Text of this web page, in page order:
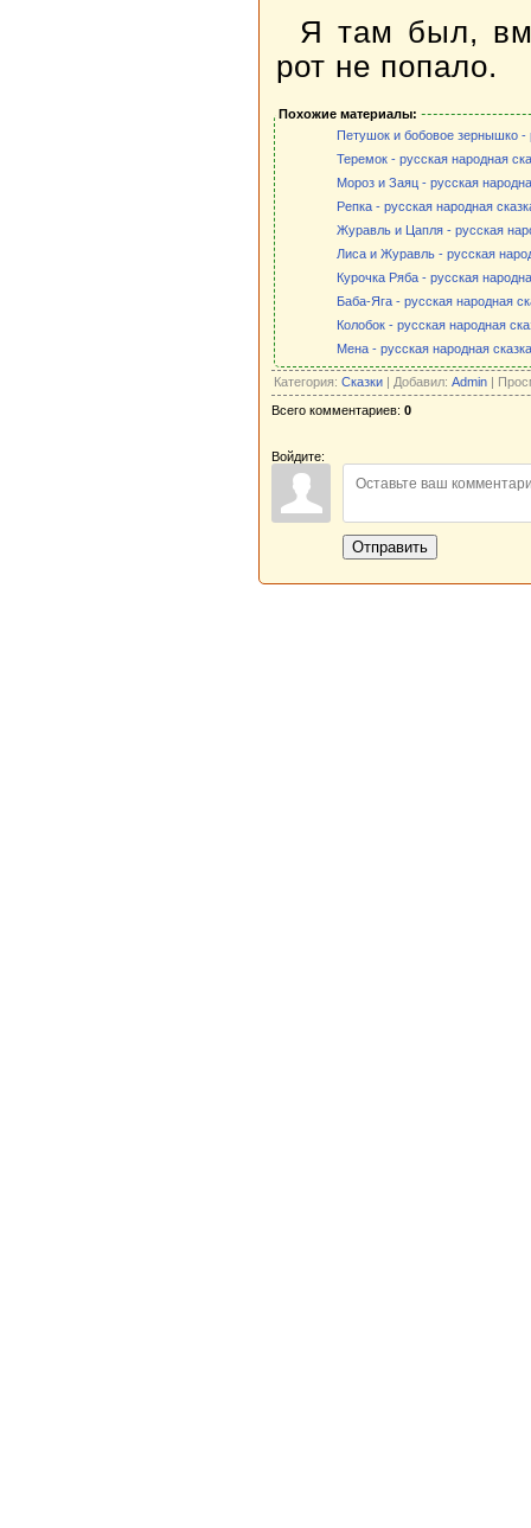
Я там был,
рот не попало.
Похожие материалы:
Петушок и бобовое зернышко -
Теремок - русская народная
Мороз и Заяц - русская
Репка - русская народная
Журавль и Цапля - русская
Лиса и Журавль - русская
Курочка Ряба - русская
Баба-Яга - русская народная
Колобок - русская народная
Мена - русская народная сказка
Категория: Сказки | Добавил: Admin |
Всего комментариев: 0
Войдите:
Отправить